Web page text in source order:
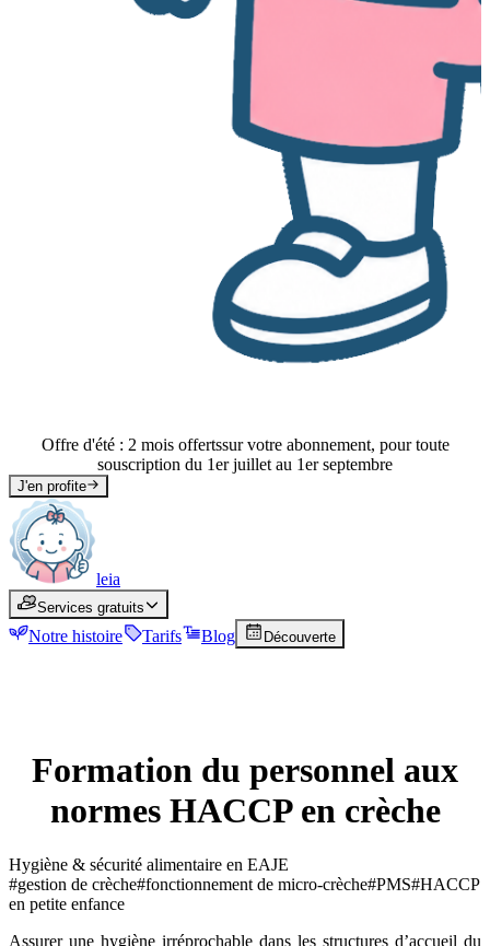
Offre d'été : 2 mois offertssur votre abonnement, pour toute
souscription du 1er juillet au 1er septembre
J'en profite
leia
Services gratuits
Notre histoire Tarifs Blog Découverte
leia
ServicesServices gratuits
Histoire Tarifs Blog Découverte
Formation du personnel aux
normes HACCP en crèche
Hygiène & sécurité alimentaire en EAJE
#gestion de crèche#fonctionnement de micro-crèche#PMS#HACCP
en petite enfance
Assurer une hygiène irréprochable dans les structures d’accueil du